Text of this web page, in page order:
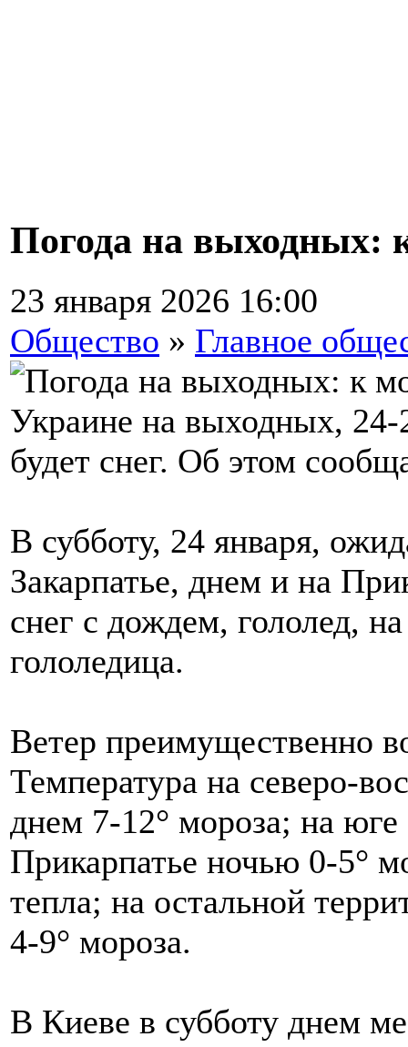
Погода на выходных:
23 января 2026 16:00
Общество » Главное
Украине на выходных, 24-
будет снег. Об этом
В субботу, 24 января,
Закарпатье, днем и на
снег с дождем, гололед,
гололедица.
Ветер преимущественно
Температура на северо-
днем 7-12° мороза; на юге
Прикарпатье ночью 0-5°
тепла; на остальной
4-9° мороза.
В Киеве в субботу днем